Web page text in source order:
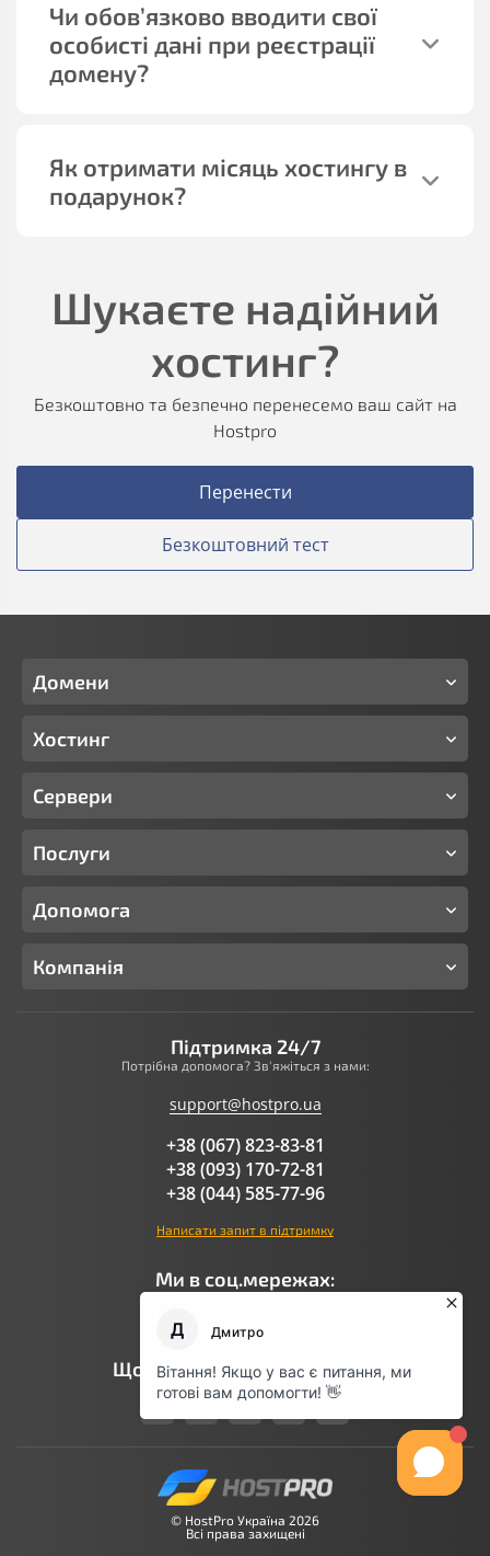
Чи обов’язково вводити свої
особисті дані при реєстрації
домену?
Як отримати місяць хостингу в
подарунок?
Шукаєте надійний
хостинг?
Безкоштовно та безпечно перенесемо ваш сайт на
Hostpro
Перенести
Безкоштовний тест
© HostPro Україна 2026
Всі права захищені
Домени
Хостинг
Сервери
Послуги
Допомога
Компанія
Підтримка 24/7
Потрібна допомога? Зв'яжіться з нами:
support@hostpro.ua
+38 (067) 823-83-81
+38 (093) 170-72-81
+38 (044) 585-77-96
Написати запит в підтримку
Ми в соц.мережах:
Що говорить AI про Hostpro